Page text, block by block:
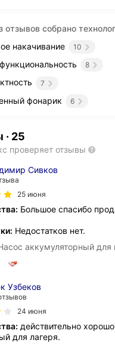
отзывов собрано
накачивание
10
8
7
фонарик 6
· 25
проверяет отзывы
Сивков
25 июня
Большое спасибо
Недостатков нет.
аккумуляторный для
Узбеков
24 июня
действительно
для лагеря.